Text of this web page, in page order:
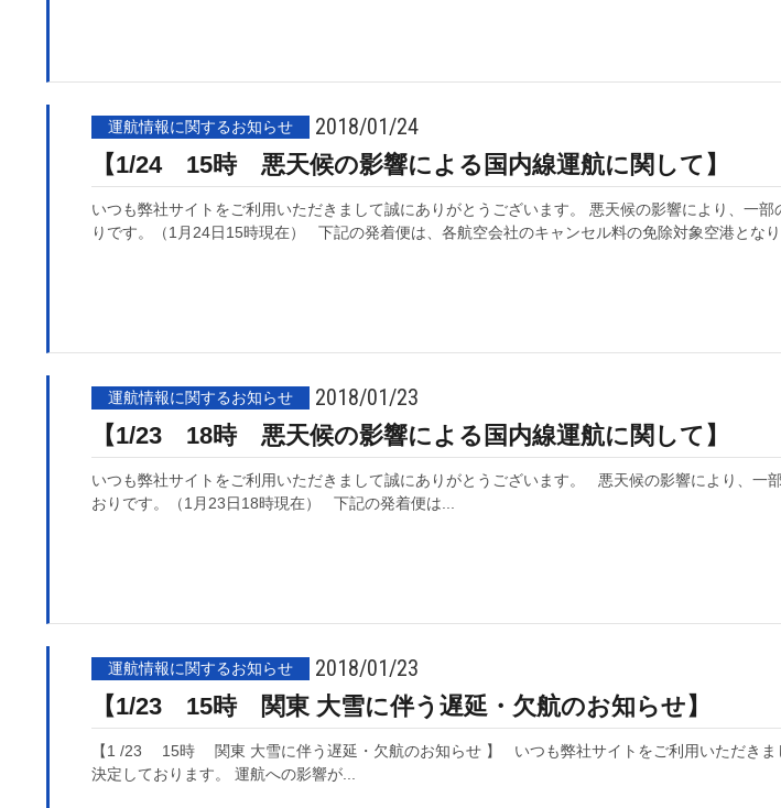
運航情報に関するお知らせ 2018/01/24
【1/24 15時 悪天候の影響による国内線運航に関して】
いつも弊社サイトをご利用いただきまして誠にありがとうございます。 悪天候の影響により、一
りです。（1月24日15時現在） 下記の発着便は、各航空会社のキャンセル料の免除対象空港となり
運航情報に関するお知らせ 2018/01/23
【1/23 18時 悪天候の影響による国内線運航に関して】
いつも弊社サイトをご利用いただきまして誠にありがとうございます。 悪天候の影響により、
おりです。（1月23日18時現在） 下記の発着便は...
運航情報に関するお知らせ 2018/01/23
【1/23 15時 関東 大雪に伴う遅延・欠航のお知らせ】
【1 /23 15時 関東 大雪に伴う遅延・欠航のお知らせ 】 いつも弊社サイトをご利用いただき
決定しております。 運航への影響が...